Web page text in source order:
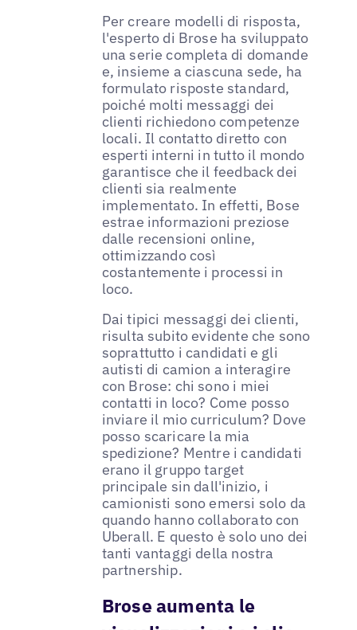
Per creare modelli di risposta,
l'esperto di Brose ha sviluppato
una serie completa di domande
e, insieme a ciascuna sede, ha
formulato risposte standard,
poiché molti messaggi dei
clienti richiedono competenze
locali. Il contatto diretto con
esperti interni in tutto il mondo
garantisce che il feedback dei
clienti sia realmente
implementato. In effetti, Bose
estrae informazioni preziose
dalle recensioni online,
ottimizzando così
costantemente i processi in
loco.
Dai tipici messaggi dei clienti,
risulta subito evidente che sono
soprattutto i candidati e gli
autisti di camion a interagire
con Brose: chi sono i miei
contatti in loco? Come posso
inviare il mio curriculum? Dove
posso scaricare la mia
spedizione? Mentre i candidati
erano il gruppo target
principale sin dall'inizio, i
camionisti sono emersi solo da
quando hanno collaborato con
Uberall. E questo è solo uno dei
tanti vantaggi della nostra
partnership.
Brose aumenta le